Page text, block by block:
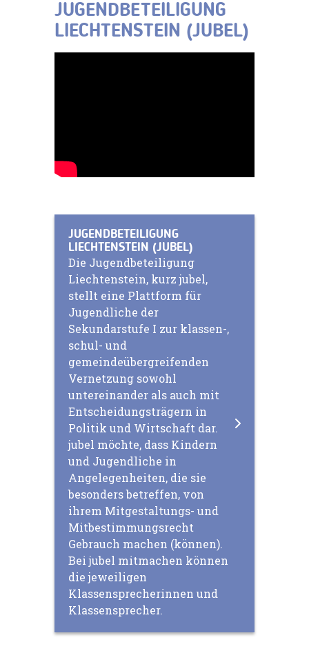
JUGENDBETEILIGUNG
LIECHTENSTEIN (JUBEL)
JUGENDBETEILIGUNG
LIECHTENSTEIN (JUBEL)
Die Jugendbeteiligung
Liechtenstein, kurz jubel,
stellt eine Plattform für
Jugendliche der
Sekundarstufe I zur klassen-,
schul- und
gemeindeübergreifenden
Vernetzung sowohl
untereinander als auch mit
Entscheidungsträgern in
Politik und Wirtschaft dar.
jubel möchte, dass Kindern
und Jugendliche in
Angelegenheiten, die sie
besonders betreffen, von
ihrem Mitgestaltungs- und
Mitbestimmungsrecht
Gebrauch machen (können).
Bei jubel mitmachen können
die jeweiligen
Klassensprecherinnen und
Klassensprecher.